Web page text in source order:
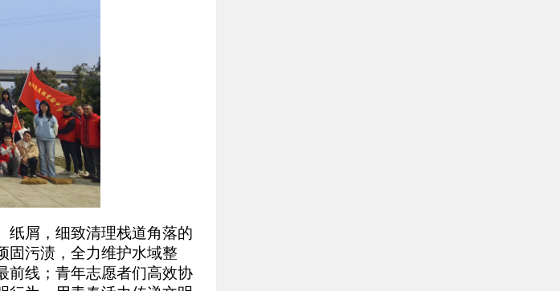
纸屑，细致清理栈道角落的
固污渍，全力维护水域整
前线；青年志愿者们高效协